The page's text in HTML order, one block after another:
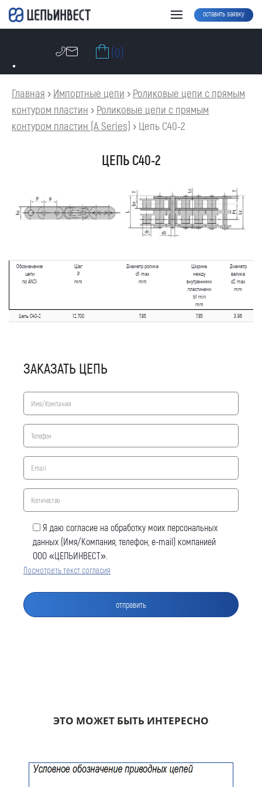
оставить заявку
(0)
Главная › Импортные цепи › Роликовые цепи с прямым
контуром пластин › Роликовые цепи с прямым
контуром пластин (A Series) › Цепь C40-2
ЦЕПЬ C40-2
Обозначение
цепи
по ANSI
Шаг
P
mm
Диаметр ролика
d1 max
mm
Ширина
между
внутренними
пластинами
b1 min
mm
Диаметр
валика
d2 max
mm
Цепь C40-2 12.700 7.95 7.85 3.96
ЗАКАЗАТЬ ЦЕПЬ
Я даю согласие на обработку моих персональных
данных (Имя/Компания, телефон, e-mail) компанией
ООО «ЦЕПЬИНВЕСТ».
Посмотреть текст согласия
ЭТО МОЖЕТ БЫТЬ ИНТЕРЕСНО
Оставить заявку